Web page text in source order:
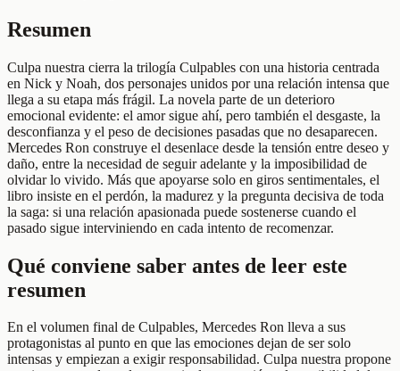
Resumen
Culpa nuestra cierra la trilogía Culpables con una historia centrada
en Nick y Noah, dos personajes unidos por una relación intensa que
llega a su etapa más frágil. La novela parte de un deterioro
emocional evidente: el amor sigue ahí, pero también el desgaste, la
desconfianza y el peso de decisiones pasadas que no desaparecen.
Mercedes Ron construye el desenlace desde la tensión entre deseo y
daño, entre la necesidad de seguir adelante y la imposibilidad de
olvidar lo vivido. Más que apoyarse solo en giros sentimentales, el
libro insiste en el perdón, la madurez y la pregunta decisiva de toda
la saga: si una relación apasionada puede sostenerse cuando el
pasado sigue interviniendo en cada intento de recomenzar.
Qué conviene saber antes de leer este
resumen
En el volumen final de Culpables, Mercedes Ron lleva a sus
protagonistas al punto en que las emociones dejan de ser solo
intensas y empiezan a exigir responsabilidad. Culpa nuestra propone